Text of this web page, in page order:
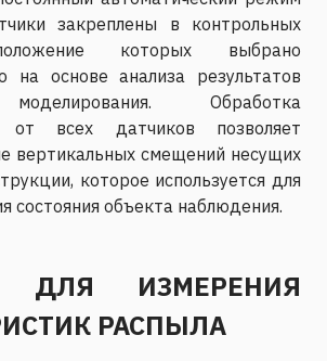
закреплены в контрольных
которых выбрано
на основе анализа результатов
Обработка
от всех датчиков позволяет
вертикальных смещений несущих
которое используется для
состояния объекта наблюдения.
ДЛЯ ИЗМЕРЕНИЯ
РАСПЫЛА